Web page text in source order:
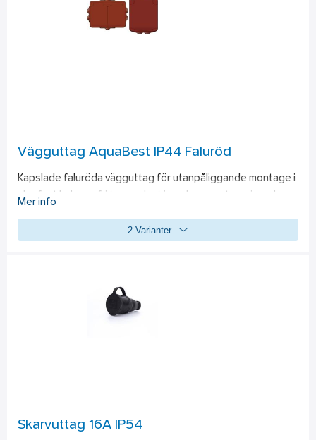
Vägguttag AquaBest IP44 Faluröd
Kapslade faluröda vägguttag för utanpåliggande montage i
slagfast halogenfri termoplast i modern smutsavvisande
fasader som är målade i faluröd färg. Vägguttagen är
Mer info
2 Varianter
Skarvuttag 16A IP54